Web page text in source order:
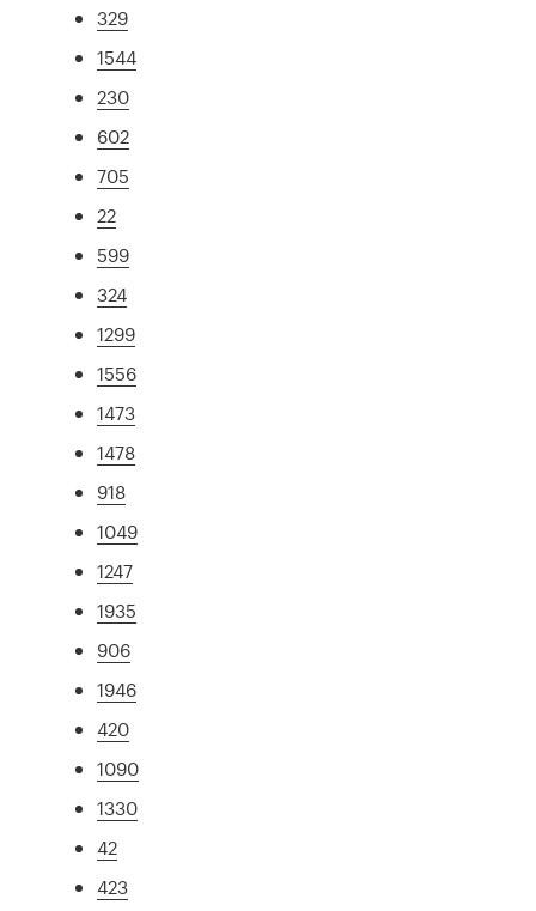
329
1544
230
602
705
22
599
324
1299
1556
1473
1478
918
1049
1247
1935
906
1946
420
1090
1330
42
423